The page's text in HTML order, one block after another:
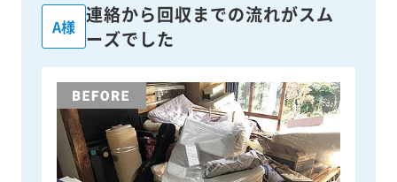
A様
連絡から回収までの流れがスム
ーズでした